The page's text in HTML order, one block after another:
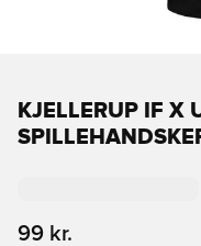
KJELLERUP IF X
99 kr.